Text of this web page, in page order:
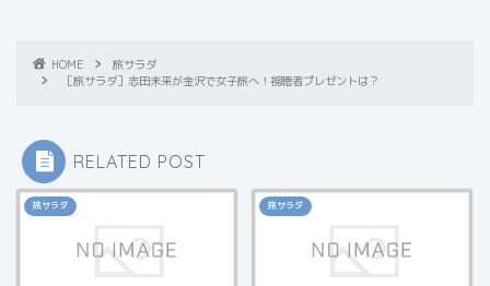
HOME
旅サラダ
［旅サラダ］志田未来が金沢で女子旅へ！視聴者プレゼントは？
RELATED POST
旅サラダ 旅サラダ